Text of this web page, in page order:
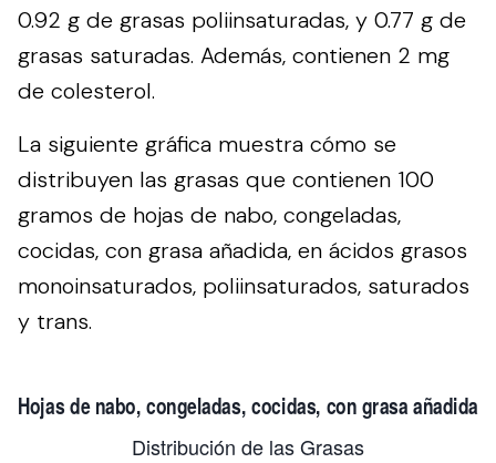
0.92 g de grasas poliinsaturadas, y 0.77 g de
grasas saturadas. Además, contienen 2 mg
de colesterol.
La siguiente gráfica muestra cómo se
distribuyen las grasas que contienen 100
gramos de hojas de nabo, congeladas,
cocidas, con grasa añadida, en ácidos grasos
monoinsaturados, poliinsaturados, saturados
y trans.